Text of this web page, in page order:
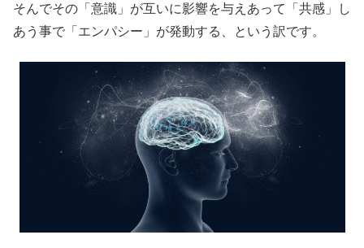
そんでその「意識」が互いに影響を与えあって「共感」し
あう事で「エンパシー」が発動する、という訳です。